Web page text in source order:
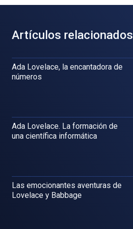
Artículos relacionados
Ada Lovelace, la encantadora de
números
Ada Lovelace. La formación de
una científica informática
Las emocionantes aventuras de
Lovelace y Babbage